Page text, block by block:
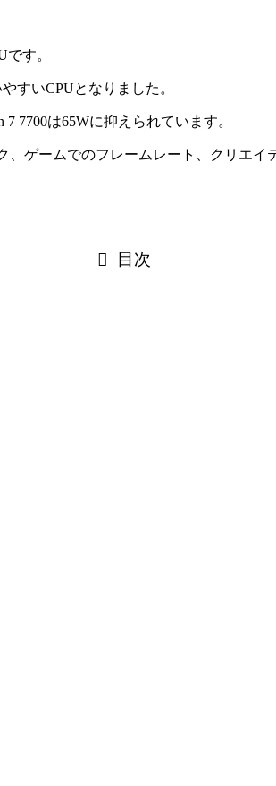
す。
すいCPUとなりました。
7700は65Wに抑えられています。
ゲームでのフレームレート、クリエイ
目次